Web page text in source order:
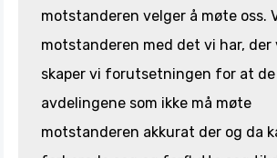
motstanderen velger å møte oss.
motstanderen med det vi har, der
skaper vi forutsetningen for at
avdelingene som ikke må møte
motstanderen akkurat der og da